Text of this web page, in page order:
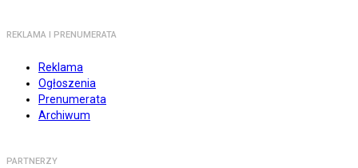
REKLAMA I PRENUMERATA
Reklama
Ogłoszenia
Prenumerata
Archiwum
PARTNERZY